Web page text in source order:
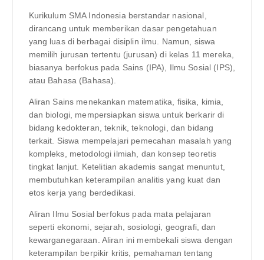
Kurikulum SMA Indonesia berstandar nasional,
dirancang untuk memberikan dasar pengetahuan
yang luas di berbagai disiplin ilmu. Namun, siswa
memilih jurusan tertentu (jurusan) di kelas 11 mereka,
biasanya berfokus pada Sains (IPA), Ilmu Sosial (IPS),
atau Bahasa (Bahasa).
Aliran Sains menekankan matematika, fisika, kimia,
dan biologi, mempersiapkan siswa untuk berkarir di
bidang kedokteran, teknik, teknologi, dan bidang
terkait. Siswa mempelajari pemecahan masalah yang
kompleks, metodologi ilmiah, dan konsep teoretis
tingkat lanjut. Ketelitian akademis sangat menuntut,
membutuhkan keterampilan analitis yang kuat dan
etos kerja yang berdedikasi.
Aliran Ilmu Sosial berfokus pada mata pelajaran
seperti ekonomi, sejarah, sosiologi, geografi, dan
kewarganegaraan. Aliran ini membekali siswa dengan
keterampilan berpikir kritis, pemahaman tentang